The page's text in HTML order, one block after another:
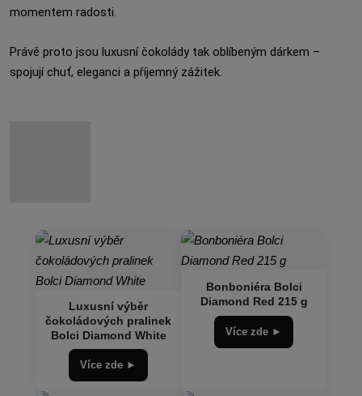
momentem radosti.
Právě proto jsou luxusní čokolády tak oblíbeným dárkem –
spojují chuť, eleganci a příjemný zážitek.
Luxusní výběr
čokoládových pralinek
Bolci Diamond White
Více zde ►
Bonboniéra Bolci
Diamond Red 215 g
Více zde ►